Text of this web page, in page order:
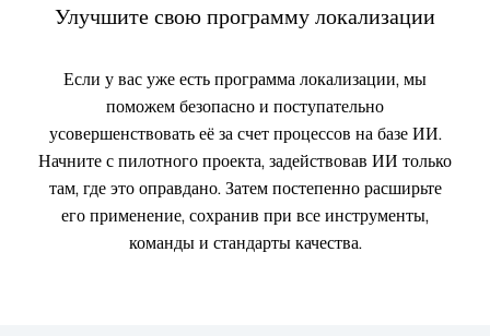
Улучшите свою программу локализации
Если у вас уже есть программа локализации, мы
поможем безопасно и поступательно
усовершенствовать её за счет процессов на базе ИИ.
Начните с пилотного проекта, задействовав ИИ только
там, где это оправдано. Затем постепенно расширьте
его применение, сохранив при все инструменты,
команды и стандарты качества.